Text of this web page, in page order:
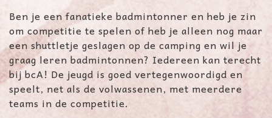
Ben je een fanatieke badmintonner en heb je zin
om competitie te spelen of heb je alleen nog maar
een shuttletje geslagen op de camping en wil je
graag leren badmintonnen? Iedereen kan terecht
bij bcA! De jeugd is goed vertegenwoordigd en
speelt, net als de volwassenen, met meerdere
teams in de competitie.